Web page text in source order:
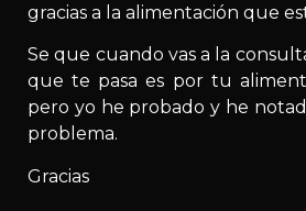
gracias a la alimentación que
Se que cuando vas a la
que te pasa es por tu
pero yo he probado y he
problema.
Gracias